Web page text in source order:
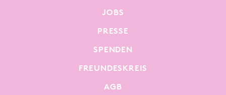
JOBS
PRESSE
SPENDEN
FREUNDESKREIS
AGB